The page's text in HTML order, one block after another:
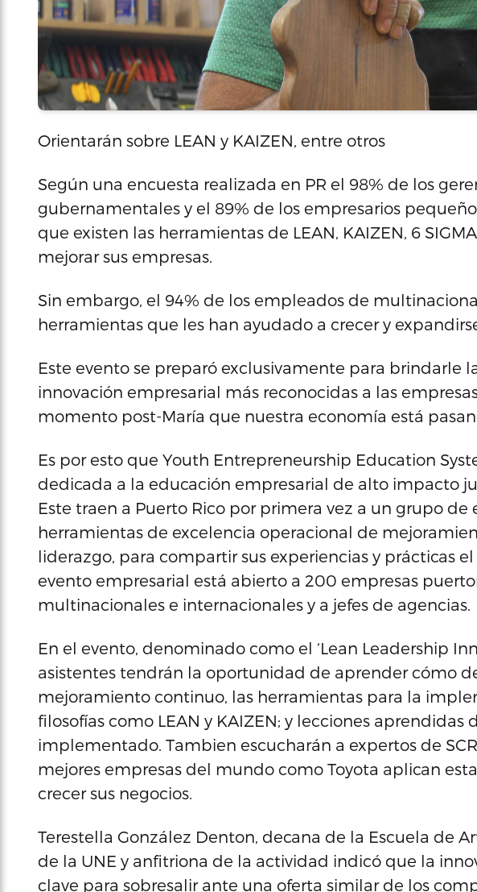
Orientarán sobre LEAN y KAIZEN, entre otros
Según una encuesta realizada en PR el 98% de los
gubernamentales y el 89% de los empresarios
que existen las herramientas de LEAN, KAIZEN, 6
mejorar sus empresas.
Sin embargo, el 94% de los empleados de
herramientas que les han ayudado a crecer y
Este evento se preparó exclusivamente para brindarle
innovación empresarial más reconocidas a las
momento post-María que nuestra economía está
Es por esto que Youth Entrepreneurship Education
dedicada a la educación empresarial de alto impacto
Este traen a Puerto Rico por primera vez a un grupo de
herramientas de excelencia operacional de
liderazgo, para compartir sus experiencias y prácticas el
evento empresarial está abierto a 200 empresas
multinacionales e internacionales y a jefes de agencias.
En el evento, denominado como el ‘Lean Leadership
asistentes tendrán la oportunidad de aprender cómo
mejoramiento continuo, las herramientas para la
filosofías como LEAN y KAIZEN; y lecciones aprendidas
implementado. Tambien escucharán a expertos de
mejores empresas del mundo como Toyota aplican
crecer sus negocios.
Terestella González Denton, decana de la Escuela de
de la UNE y anfitriona de la actividad indicó que la
clave para sobresalir ante una oferta similar de los